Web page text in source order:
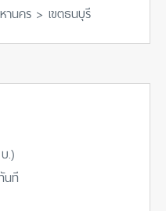
นคร > เขตธนบุรี
.)
นที